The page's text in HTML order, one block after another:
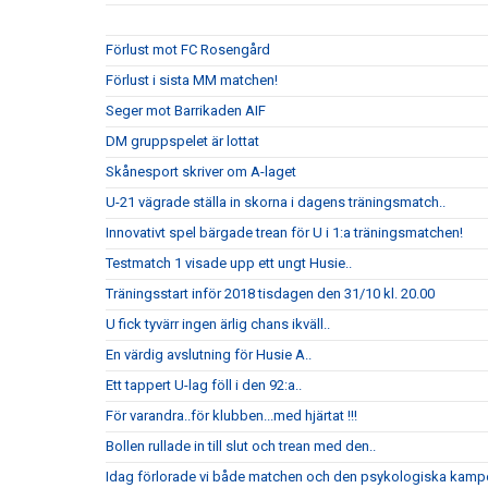
Förlust mot FC Rosengård
Förlust i sista MM matchen!
Seger mot Barrikaden AIF
DM gruppspelet är lottat
Skånesport skriver om A-laget
U-21 vägrade ställa in skorna i dagens träningsmatch..
Innovativt spel bärgade trean för U i 1:a träningsmatchen!
Testmatch 1 visade upp ett ungt Husie..
Träningsstart inför 2018 tisdagen den 31/10 kl. 20.00
U fick tyvärr ingen ärlig chans ikväll..
En värdig avslutning för Husie A..
Ett tappert U-lag föll i den 92:a..
För varandra..för klubben...med hjärtat !!!
Bollen rullade in till slut och trean med den..
Idag förlorade vi både matchen och den psykologiska